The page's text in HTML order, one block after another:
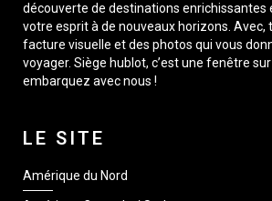
découverte de destinations enrichissantes
votre esprit à de nouveaux horizons. Avec,
facture visuelle et des photos qui vous
voyager. Siège hublot, c’est une fenêtre
embarquez avec nous !
LE SITE
Amérique du Nord